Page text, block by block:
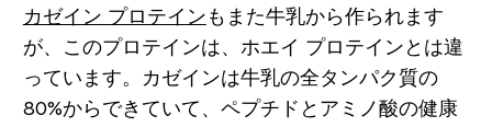
カゼイン プロテイン もまた牛乳から作られます
が、このプロテインは、ホエイ プロテインとは違
っています。カゼインは牛乳の全タンパク質の
80%からできていて、ペプチドとアミノ酸の健康